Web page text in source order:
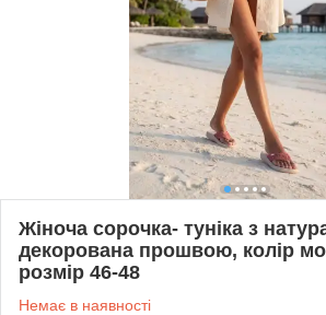
Жіноча сорочка- туніка з
декорована прошвою, колір
розмір 46-48
Немає в наявності